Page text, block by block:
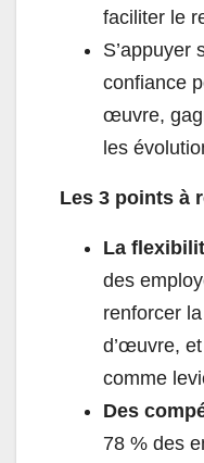
faciliter le
S’appuyer
confiance
œuvre,
les
Les 3 points à
La
des
renforcer
d’œuvre,
comme
Des
78 % des